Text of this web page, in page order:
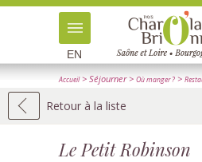
EN
Accueil> Séjourner> Où manger ? >
Retour à la liste
Le Petit Robinson